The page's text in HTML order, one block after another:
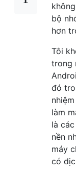
bộ
hơn
Tôi
trong
đó
làm
là
nền
máy
có